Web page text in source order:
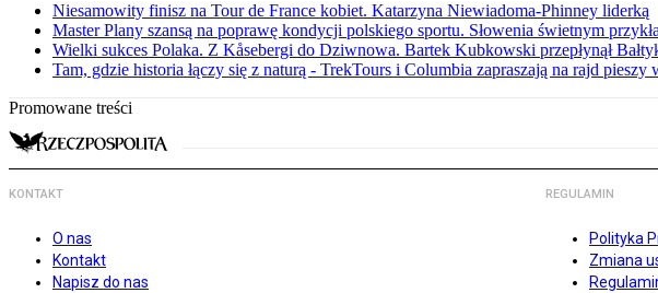
Niesamowity finisz na Tour de France kobiet. Katarzyna Niewiadoma-Phinney liderką
Master Plany szansą na poprawę kondycji polskiego sportu. Słowenia świetnym
Wielki sukces Polaka. Z Kåsebergi do Dziwnowa. Bartek Kubkowski przepłynął
Tam, gdzie historia łączy się z naturą - TrekTours i Columbia zapraszają na rajd
Promowane treści
KONTAKT
O nas
Kontakt
Napisz do nas
REGULAMIN
Polityka
Zmiana